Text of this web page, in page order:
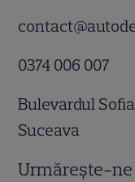
0374 006 007
Bulevardul
Suceava
Urmărește-ne